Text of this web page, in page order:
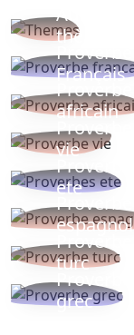
Autres
thèmes
Proverbe
Français
Proverbe
africain
Proverbe
vie
Proverbes
ete
Proverbe
espagnol
Proverbe
turc
Proverbe
grec